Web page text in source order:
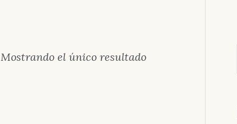
Mostrando el único resultado